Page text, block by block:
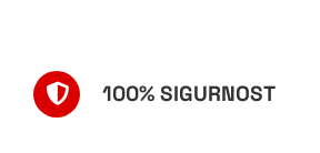
100% SIGURNOST